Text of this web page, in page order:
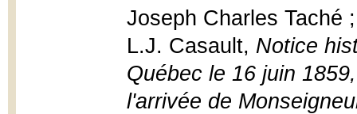
Joseph Charles Taché
L.J. Casault, Notice
Québec le 16 juin
l'arrivée de